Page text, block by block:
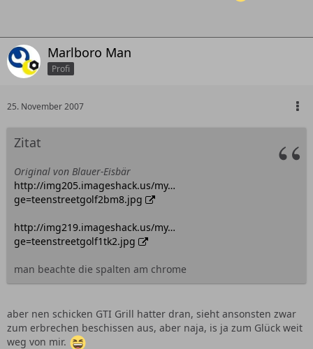
Marlboro Man
Profi
25. November 2007
Zitat
Original von Blauer-Eisbär
http://img205.imageshack.us/my…
ge=teenstreetgolf2bm8.jpg
http://img219.imageshack.us/my…
ge=teenstreetgolf1tk2.jpg
man beachte die spalten am chrome
aber nen schicken GTI Grill hatter dran, sieht ansonsten zwar
zum erbrechen beschissen aus, aber naja, is ja zum Glück weit
weg von mir.